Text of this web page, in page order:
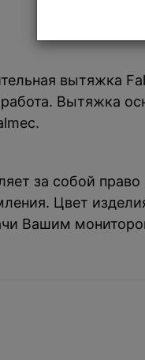
вытяжка
Вытяжка
за собой
Цвет
Вашим